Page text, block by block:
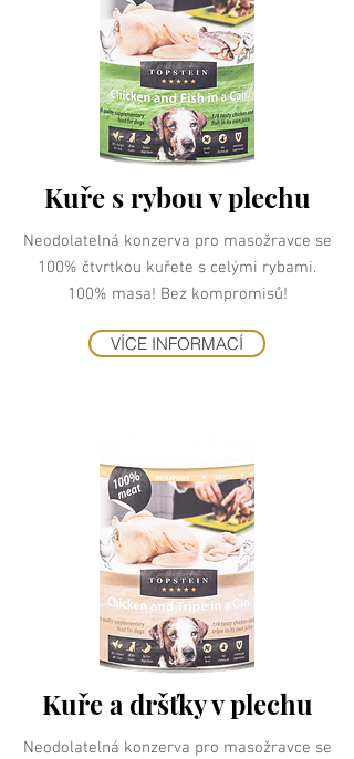
Kuře s rybou v plechu
Neodolatelná konzerva pro masožravce se
100% čtvrtkou kuřete s celými rybami.
100% masa! Bez kompromisů!
VÍCE INFORMACÍ
Kuře a dršťky v plechu
Neodolatelná konzerva pro masožravce se